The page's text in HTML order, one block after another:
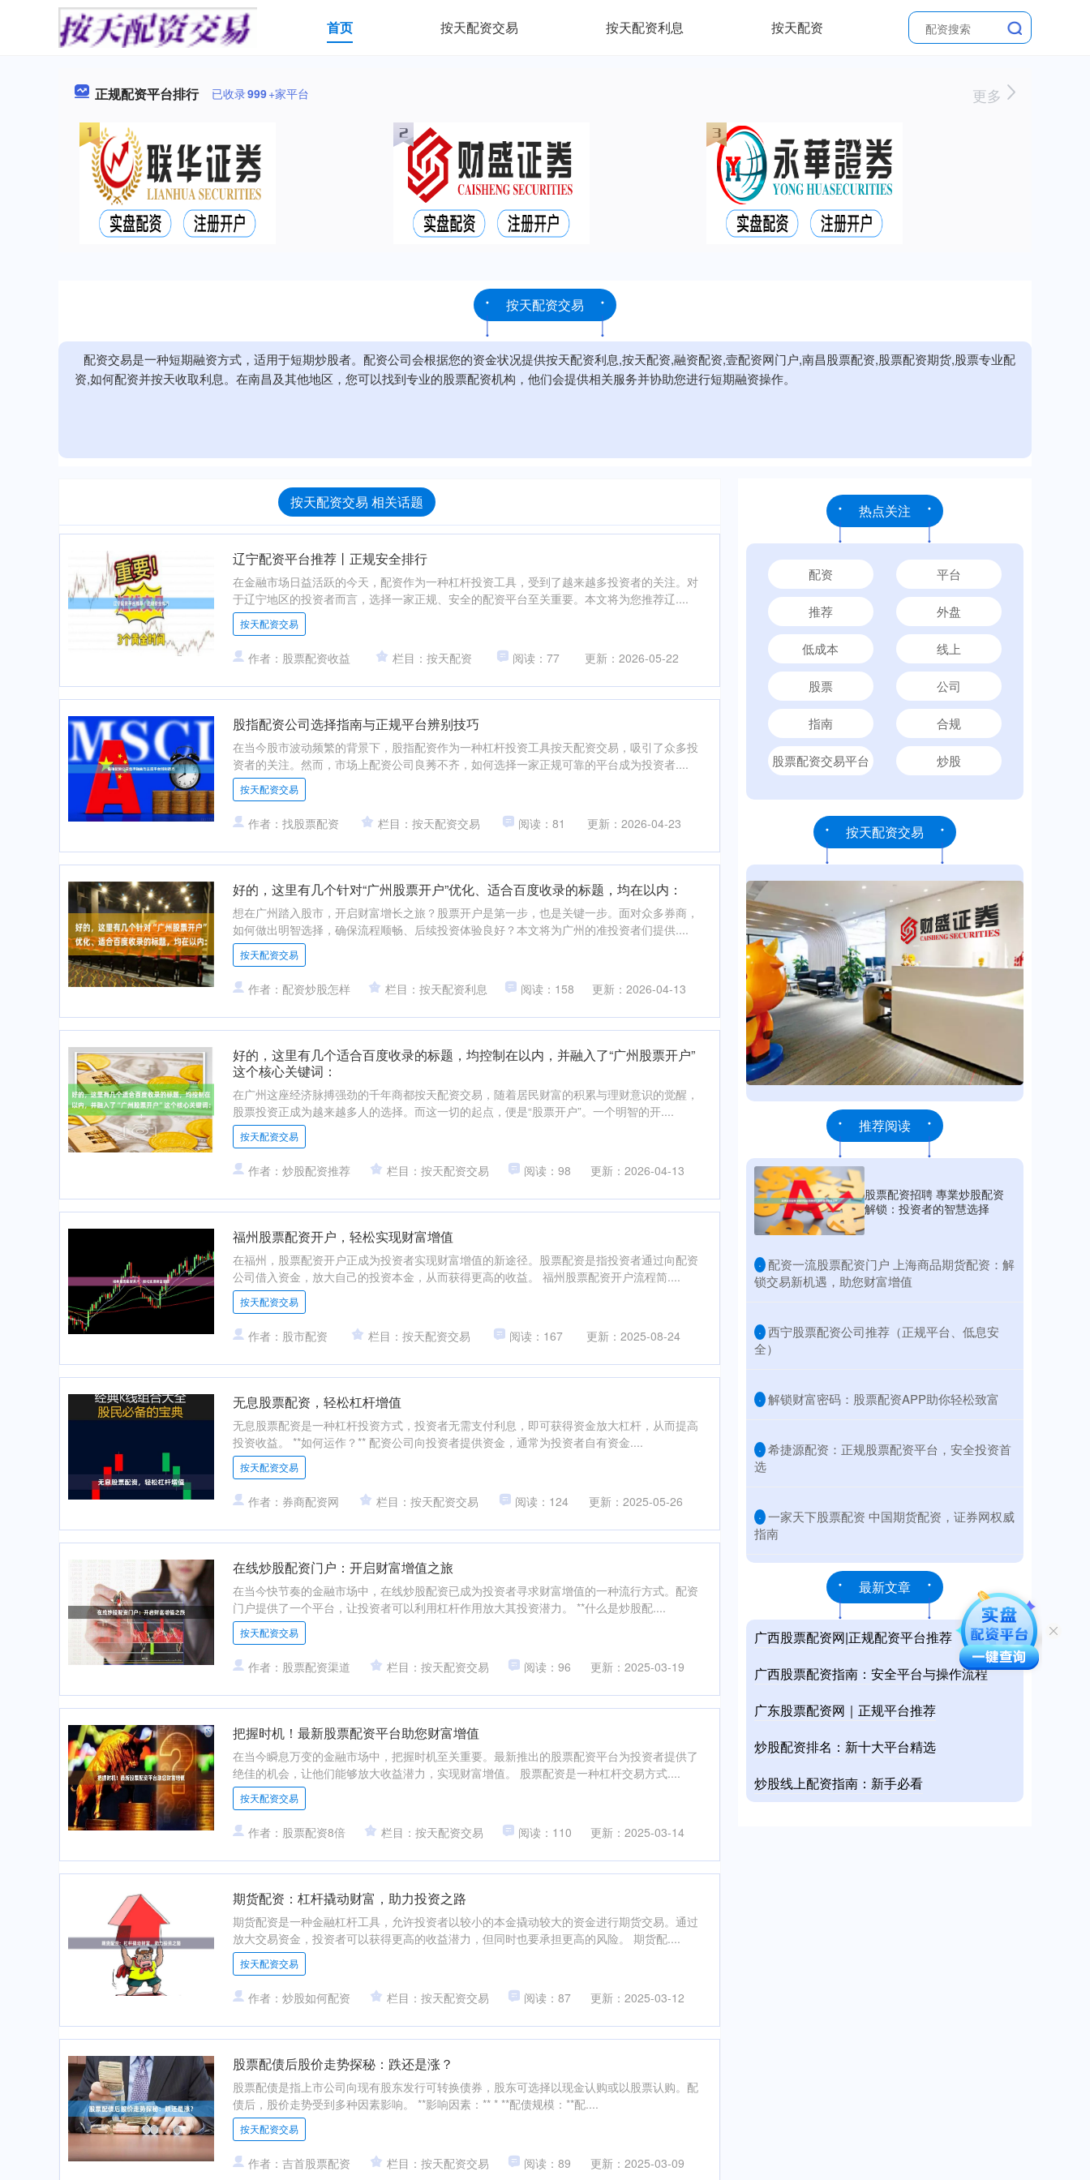
首页 按天配资交易 按天配资利息 按天配资
正规配资平台排行 已收录999+家平台 更多
按天配资交易
配资交易是一种短期融资方式，适用于短期炒股者。配资公司会根据您的资金状况提供按天配资利息,按天配资,融资配资,壹配资网门户,南昌股票配资,股票配资期货,股票专业配
资,如何配资并按天收取利息。在南昌及其他地区，您可以找到专业的股票配资机构，他们会提供相关服务并协助您进行短期融资操作。
按天配资交易 相关话题
辽宁配资平台推荐丨正规安全排行
在金融市场日益活跃的今天，配资作为一种杠杆投资工具，受到了越来越多投资者的关注。对
于辽宁地区的投资者而言，选择一家正规、安全的配资平台至关重要。本文将为您推荐辽....
按天配资交易
作者：股票配资收益 栏目：按天配资 阅读：77 更新：2026-05-22
股指配资公司选择指南与正规平台辨别技巧
在当今股市波动频繁的背景下，股指配资作为一种杠杆投资工具按天配资交易，吸引了众多投
资者的关注。然而，市场上配资公司良莠不齐，如何选择一家正规可靠的平台成为投资者....
按天配资交易
作者：找股票配资 栏目：按天配资交易 阅读：81 更新：2026-04-23
好的，这里有几个针对“广州股票开户”优化、适合百度收录的标题，均在以内：
想在广州踏入股市，开启财富增长之旅？股票开户是第一步，也是关键一步。面对众多券商，
如何做出明智选择，确保流程顺畅、后续投资体验良好？本文将为广州的准投资者们提供....
按天配资交易
作者：配资炒股怎样 栏目：按天配资利息 阅读：158 更新：2026-04-13
好的，这里有几个适合百度收录的标题，均控制在以内，并融入了“广州股票开户”
这个核心关键词：
在广州这座经济脉搏强劲的千年商都按天配资交易，随着居民财富的积累与理财意识的觉醒，
股票投资正成为越来越多人的选择。而这一切的起点，便是“股票开户”。一个明智的开....
按天配资交易
作者：炒股配资推荐 栏目：按天配资交易 阅读：98 更新：2026-04-13
福州股票配资开户，轻松实现财富增值
在福州，股票配资开户正成为投资者实现财富增值的新途径。股票配资是指投资者通过向配资
公司借入资金，放大自己的投资本金，从而获得更高的收益。 福州股票配资开户流程简....
按天配资交易
作者：股市配资 栏目：按天配资交易 阅读：167 更新：2025-08-24
无息股票配资，轻松杠杆增值
无息股票配资是一种杠杆投资方式，投资者无需支付利息，即可获得资金放大杠杆，从而提高
投资收益。 **如何运作？** 配资公司向投资者提供资金，通常为投资者自有资金....
按天配资交易
作者：券商配资网 栏目：按天配资交易 阅读：124 更新：2025-05-26
在线炒股配资门户：开启财富增值之旅
在当今快节奏的金融市场中，在线炒股配资已成为投资者寻求财富增值的一种流行方式。配资
门户提供了一个平台，让投资者可以利用杠杆作用放大其投资潜力。 **什么是炒股配....
按天配资交易
作者：股票配资渠道 栏目：按天配资交易 阅读：96 更新：2025-03-19
把握时机！最新股票配资平台助您财富增值
在当今瞬息万变的金融市场中，把握时机至关重要。最新推出的股票配资平台为投资者提供了
绝佳的机会，让他们能够放大收益潜力，实现财富增值。 股票配资是一种杠杆交易方式....
按天配资交易
作者：股票配资8倍 栏目：按天配资交易 阅读：110 更新：2025-03-14
期货配资：杠杆撬动财富，助力投资之路
期货配资是一种金融杠杆工具，允许投资者以较小的本金撬动较大的资金进行期货交易。通过
放大交易资金，投资者可以获得更高的收益潜力，但同时也要承担更高的风险。 期货配....
按天配资交易
作者：炒股如何配资 栏目：按天配资交易 阅读：87 更新：2025-03-12
股票配债后股价走势探秘：跌还是涨？
股票配债是指上市公司向现有股东发行可转换债券，股东可选择以现金认购或以股票认购。配
债后，股价走势受到多种因素影响。 **影响因素：** * **配债规模：**配....
按天配资交易
作者：吉首股票配资 栏目：按天配资交易 阅读：89 更新：2025-03-09
热点关注
配资 平台
推荐 外盘
低成本 线上
股票 公司
指南 合规
股票配资交易平台 炒股
按天配资交易
推荐阅读
股票配资招聘 專業炒股配资
解锁：投资者的智慧选择
· ​配资一流股票配资门户 上海商品期货配资：解
锁交易新机遇，助您财富增值
· ​西宁股票配资公司推荐（正规平台、低息安
全）
· ​解锁财富密码：股票配资APP助你轻松致富
· ​希捷源配资：正规股票配资平台，安全投资首
选
· ​一家天下股票配资 中国期货配资，证券网权威
指南
最新文章
广西股票配资网|正规配资平台推荐
广西股票配资指南：安全平台与操作流程
广东股票配资网｜正规平台推荐
炒股配资排名：新十大平台精选
炒股线上配资指南：新手必看